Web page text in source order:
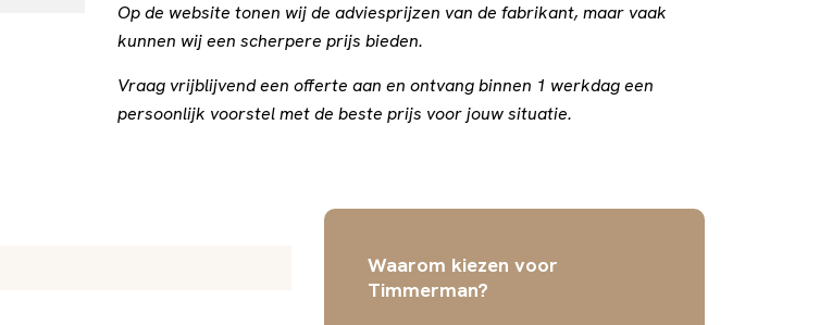
Op de website tonen wij de adviesprijzen van de fabrikant, maar vaak
kunnen wij een scherpere prijs bieden.
Vraag vrijblijvend een offerte aan en ontvang binnen 1 werkdag een
persoonlijk voorstel met de beste prijs voor jouw situatie.
Waarom kiezen voor
Timmerman?